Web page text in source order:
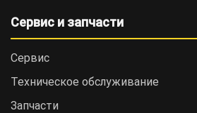
Сервис и запчасти
Сервис
Техническое обслуживание
Запчасти